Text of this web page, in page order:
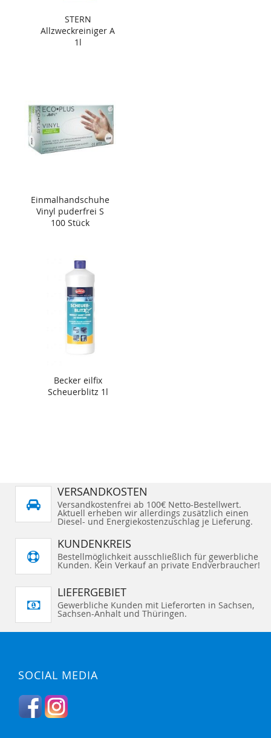
STERN
Allzweckreiniger A
1l
Einmalhandschuhe
Vinyl puderfrei S
100 Stück
Becker eilfix
Scheuerblitz 1l
VERSANDKOSTEN
Versandkostenfrei ab 100€ Netto-Bestellwert.
Aktuell erheben wir allerdings zusätzlich einen
Diesel- und Energiekostenzuschlag je Lieferung.
KUNDENKREIS
Bestellmöglichkeit ausschließlich für gewerbliche
Kunden. Kein Verkauf an private Endverbraucher!
LIEFERGEBIET
Gewerbliche Kunden mit Lieferorten in Sachsen,
Sachsen-Anhalt und Thüringen.
SOCIAL MEDIA